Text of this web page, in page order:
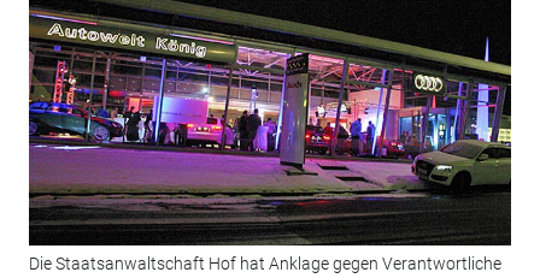
Die Staatsanwaltschaft Hof hat Anklage gegen Verantwortliche